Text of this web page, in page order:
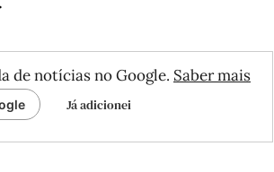
de notícias no Google. Saber mais
Já adicionei